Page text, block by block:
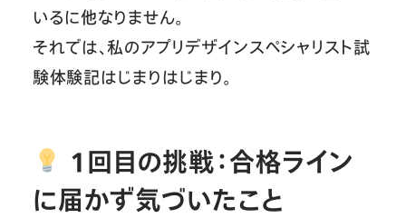
いるに他なりません。
それでは、私のアプリデザインスペシャリスト試
験体験記はじまりはじまり。
1回目の挑戦：合格ライン
に届かず気づいたこと